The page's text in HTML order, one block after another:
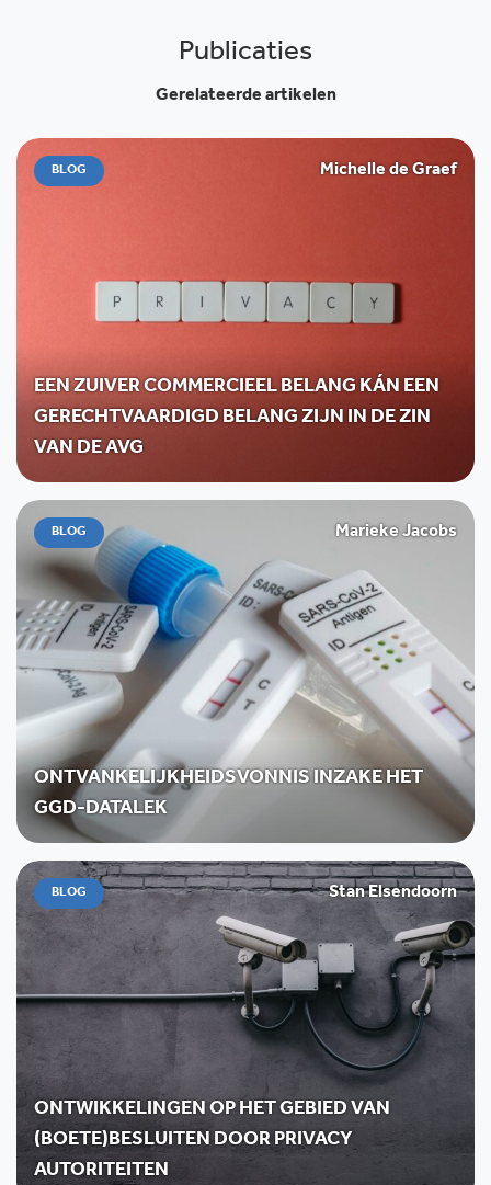
Publicaties
Gerelateerde artikelen
BLOG Michelle de Graef
EEN ZUIVER COMMERCIEEL BELANG KÁN EEN
GERECHTVAARDIGD BELANG ZIJN IN DE ZIN
VAN DE AVG
BLOG Marieke Jacobs
ONTVANKELIJKHEIDSVONNIS INZAKE HET
GGD-DATALEK
BLOG Stan Elsendoorn
ONTWIKKELINGEN OP HET GEBIED VAN
(BOETE)BESLUITEN DOOR PRIVACY
AUTORITEITEN